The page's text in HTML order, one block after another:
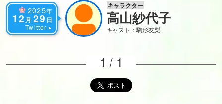
2025年
12 月 29 日
Twitter
キャラクター
高山紗代子
キャスト：駒形友梨
1 / 1